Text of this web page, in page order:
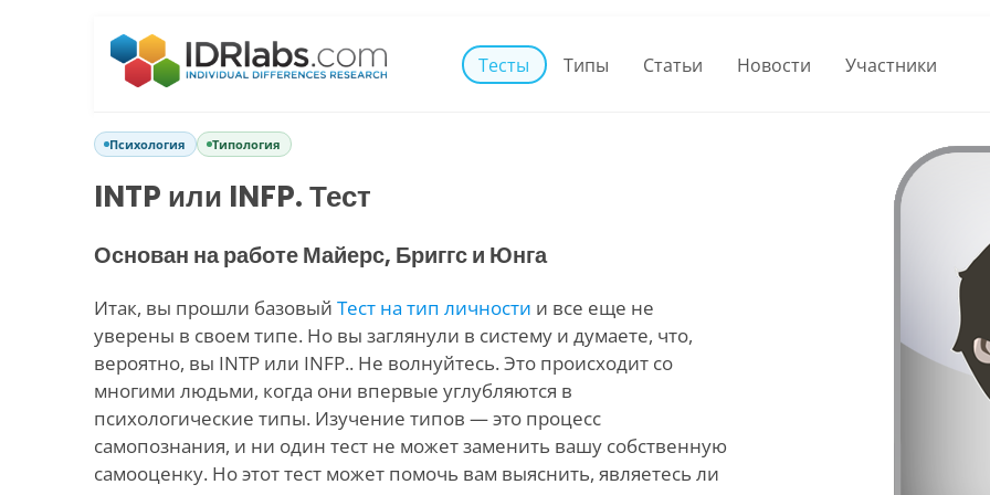
Тесты Типы Статьи Новости Участники
Психология Типология
INTP или INFP. Тест
Основан на работе Майерс, Бриггс и Юнга
Итак, вы прошли базовый Тест на тип личности и все еще не
уверены в своем типе. Но вы заглянули в систему и думаете, что,
вероятно, вы INTP или INFP.. Не волнуйтесь. Это происходит со
многими людьми, когда они впервые углубляются в
психологические типы. Изучение типов — это процесс
самопознания, и ни один тест не может заменить вашу собственную
самооценку. Но этот тест может помочь вам выяснить, являетесь ли